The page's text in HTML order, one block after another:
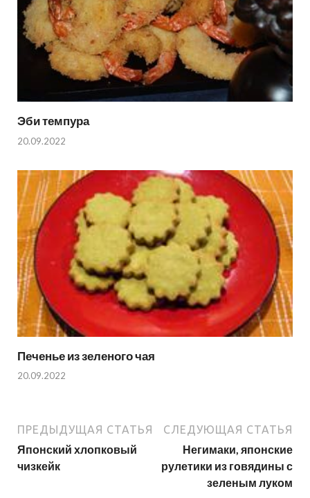
Эби темпура
20.09.2022
Печенье из зеленого чая
20.09.2022
ПРЕДЫДУЩАЯ СТАТЬЯ
Японский хлопковый
чизкейк
СЛЕДУЮЩАЯ СТАТЬЯ
Негимаки, японские
рулетики из говядины с
зеленым луком